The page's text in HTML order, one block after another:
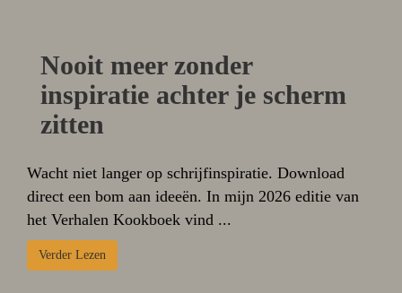
Nooit meer zonder
inspiratie achter je scherm
zitten
Wacht niet langer op schrijfinspiratie. Download
direct een bom aan ideeën. In mijn 2026 editie van
het Verhalen Kookboek vind ...
Verder Lezen